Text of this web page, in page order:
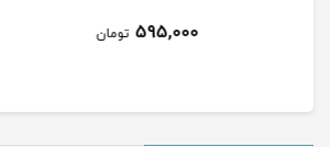
595,000 تومان